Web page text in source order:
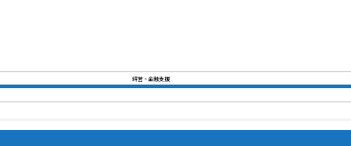
経営・金融支援